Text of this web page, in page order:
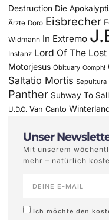
Destruction Die
Ärzte Doro Eisbrecher
Widmann In Extremo
Instanz Lord Of The Lost
Motorjesus Obituary Oomph!
Saltatio Mortis Sepultura
Panther Subway To
U.D.O. Van Canto
Unser
Mit unserem
mehr – natürlich
Ich möchte den